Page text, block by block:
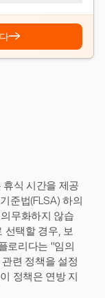
→
식 시간을 제공
준법(FLSA) 하의
무화하지 않습
선택할 경우, 보
로리다는 "임의
련 정책을 설정
정책은 연방 지